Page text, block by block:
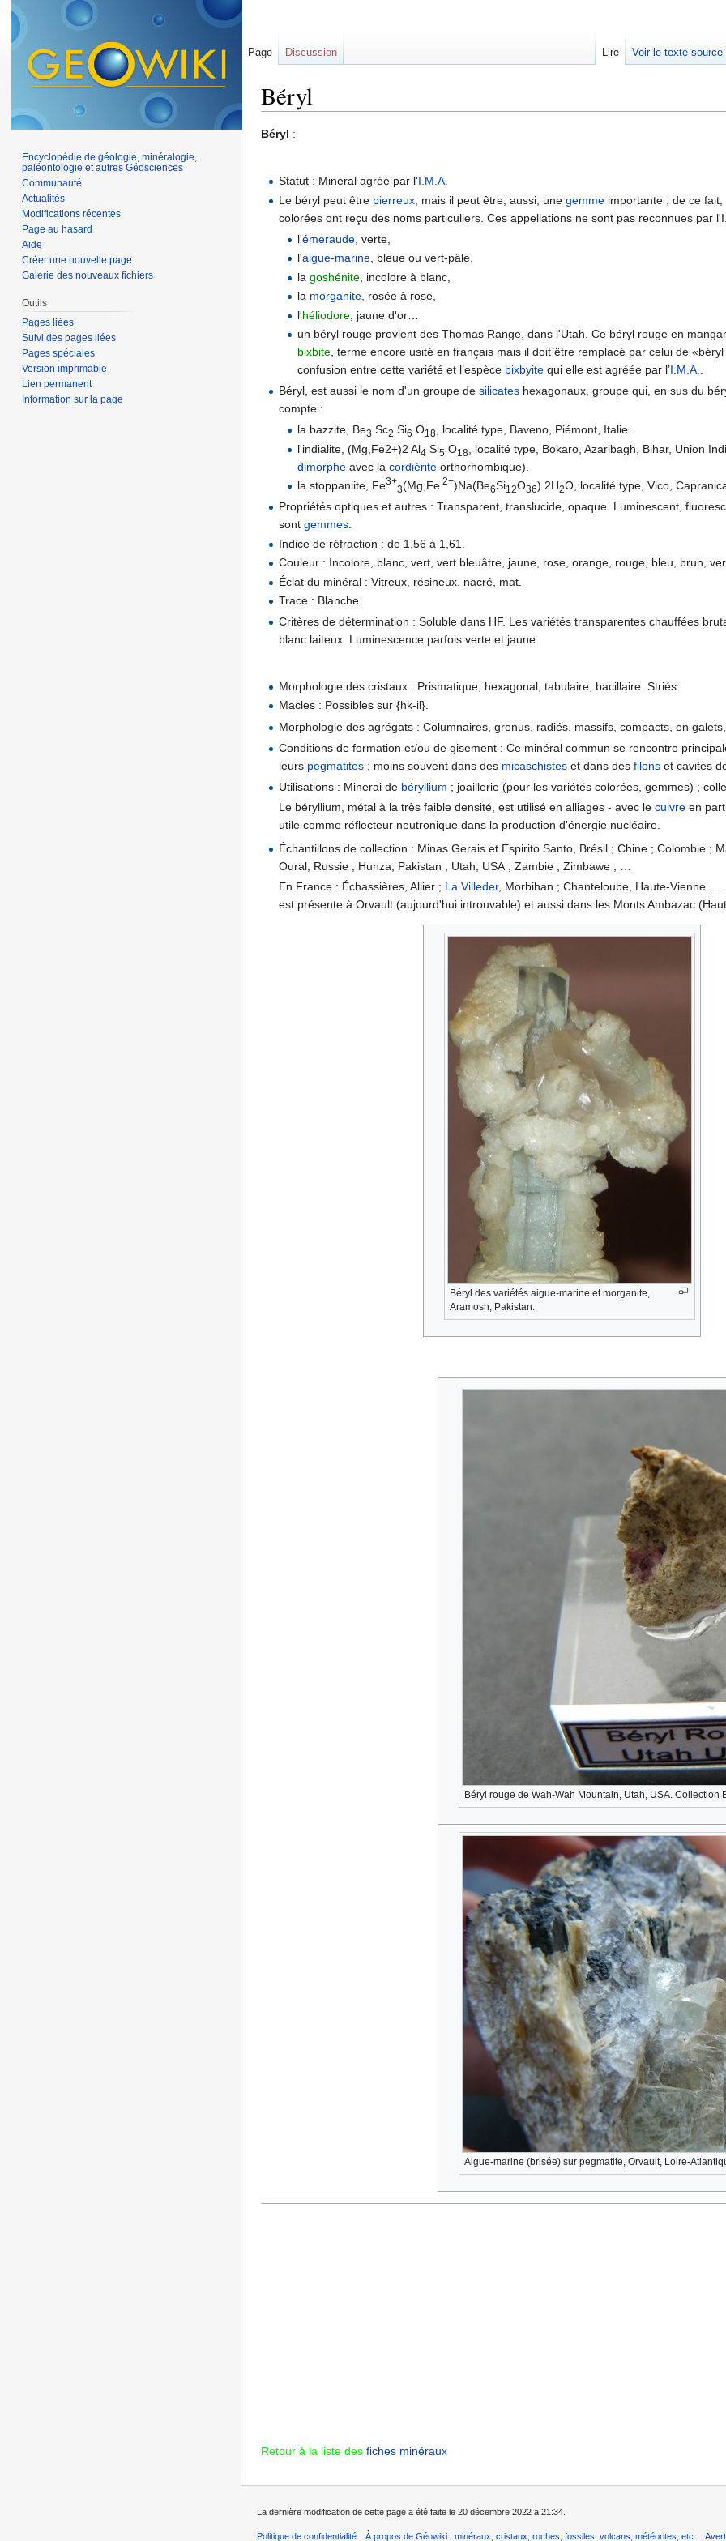
Béryl
Béryl :
Statut : Minéral agréé par l'I.M.A.
Le béryl peut être pierreux , mais il peut être, aussi, unegemme importante ; de ce
colorées ont reçu des noms particuliers. Ces appellations ne sont pas reconnues par
l'émeraude, verte,
l'aigue-marine, bleue ou vert-pâle,
la goshénite, incolore à blanc,
la morganite, rosée à rose,
l'héliodore, jaune d'or…
un béryl rouge provient des Thomas Range, dans l'Utah. Ce béryl rouge en
bixbite, terme encore usité en français mais il doit être remplacé par celui de
confusion entre cette variété et l’espèce bixbyitequi elle est agréée par l’I.M.A.
Béryl, est aussi le nom d'un groupe desilicates hexagonaux, groupe qui, en sus du
compte :
la bazzite, Be3 Sc2 Si6 O18, localité type, Baveno, Piémont, Italie.
l'indialite, (Mg,Fe2+)2 Al4 Si5 O18
, localité type, Bokaro, Azaribagh, Bihar, Union
dimorpheavec la cordiériteorthorhombique).
la stoppaniite, Fe3+
3(Mg,Fe 2+)Na(Be6Si12O36).2H2O, localité type, Vico,
Propriétés optiques et autres : Transparent, translucide, opaque. Luminescent,
sontgemmes.
Indice de réfraction : de 1,56 à 1,61.
Couleur : Incolore, blanc, vert, vert bleuâtre, jaune, rose, orange, rouge, bleu, brun,
Éclat du minéral : Vitreux, résineux, nacré, mat.
Trace : Blanche.
Critères de détermination : Soluble dans HF. Les variétés transparentes chauffées
blanc laiteux. Luminescence parfois verte et jaune.
Morphologie des cristaux : Prismatique, hexagonal, tabulaire, bacillaire. Striés.
Macles : Possibles sur {hk-il}.
Morphologie des agrégats : Columnaires, grenus, radiés, massifs, compacts, en
Conditions de formation et/ou de gisement : Ce minéral commun se rencontre
leurs pegmatites ; moins souvent dans des micaschistes et dans desfilons et cavités
Utilisations : Minerai de béryllium ; joaillerie (pour les variétés colorées, gemmes) ;
Le béryllium, métal à la très faible densité, est utilisé en alliages - avec lecuivre en
utile comme réflecteur neutronique dans la production d'énergie nucléaire.
Échantillons de collection : Minas Gerais et Espirito Santo, Brésil ; Chine ; Colombie ;
Oural, Russie ; Hunza, Pakistan ; Utah, USA ; Zambie ; Zimbawe ; …
En France : Échassières, Allier ; La Villeder, Morbihan ; Chanteloube, Haute-Vienne
est présente à Orvault (aujourd'hui introuvable) et aussi dans les Monts Ambazac
Béryl des variétés aigue-marine et morganite,
Aramosh, Pakistan.
Béryl rouge de Wah-Wah Mountain, Utah, USA. Collection
Aigue-marine (brisée) sur pegmatite, Orvault, Loire-
Retour à la liste des fiches minéraux
Page Discussion Lire Voir le texte source
Encyclopédie de géologie, minéralogie,
paléontologie et autres Géosciences
Communauté
Actualités
Modifications récentes
Page au hasard
Aide
Créer une nouvelle page
Galerie des nouveaux fichiers
Outils
Pages liées
Suivi des pages liées
Pages spéciales
Version imprimable
Lien permanent
Information sur la page
La dernière modification de cette page a été faite le 20 décembre 2022 à 21:34.
Politique de confidentialité À propos de Géowiki : minéraux, cristaux, roches, fossiles, volcans, météorites, etc.